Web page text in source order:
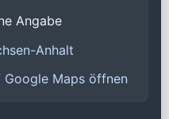
Angabe
Anhalt
Google Maps öffnen